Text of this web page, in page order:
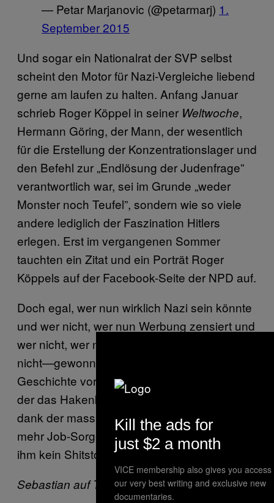
— Petar Marjanovic (@petarmarj) 1.
September 2015
Und sogar ein Nationalrat der SVP selbst
scheint den Motor für Nazi-Vergleiche liebend
gerne am laufen zu halten. Anfang Januar
schrieb Roger Köppel in seiner Weltwoche,
Hermann Göring, der Mann, der wesentlich
für die Erstellung der Konzentrationslager und
den Befehl zur „Endlösung der Judenfrage”
verantwortlich war, sei im Grunde „weder
Monster noch Teufel”, sondern wie so viele
andere lediglich der Faszination Hitlers
erlegen. Erst im vergangenen Sommer
tauchten ein Zitat und ein Porträt Roger
Köppels auf der Facebook-Seite der NPD auf.
Doch egal, wer nun wirklich Nazi sein könnte
und wer nicht, wer nun Werbung zensiert und
wer nicht, wer nun zurecht shitstormt und wer
nicht—gewonnen hat in der ganzen
Geschichte vorwiegend einer: der Werber,
der das Hakenkreuz-Plakat gestaltet und sich
dank der massiven Aufmerksamkeit wohl nie
mehr Job-Sorgen machen muss. Das kann
ihm kein Shitstorm dieser Welt mehr nehmen.
Sebastian auf Twitter:@seleroyale
Kill the ads for
just $2 a month
VICE membership also gives you access
our very best writing and exclusive new
documentaries.